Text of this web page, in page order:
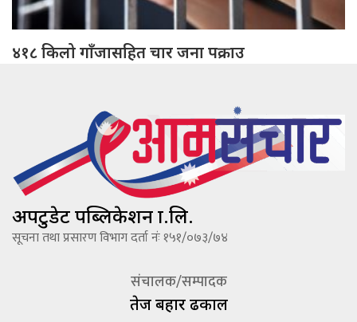
४१८ किलो गाँजासहित चार जना पक्राउ
अपटुडेट पब्लिकेशन प्रा.लि.
सूचना तथा प्रसारण विभाग दर्ता नंः १५१/०७३/७४
संचालक/सम्पादक
तेज बहादूर ढकाल